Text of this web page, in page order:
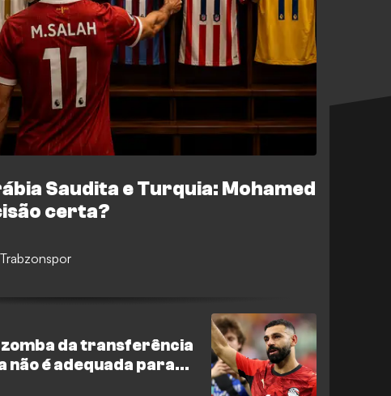
Saudita e Turquia: Mohamed
certa?
zomba da transferência
não é adequada para